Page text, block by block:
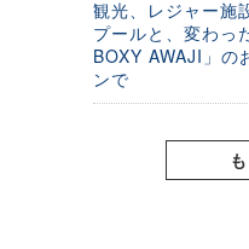
観光、レジャー施
プールと、変わっ
BOXY AWAJI」の
ンで